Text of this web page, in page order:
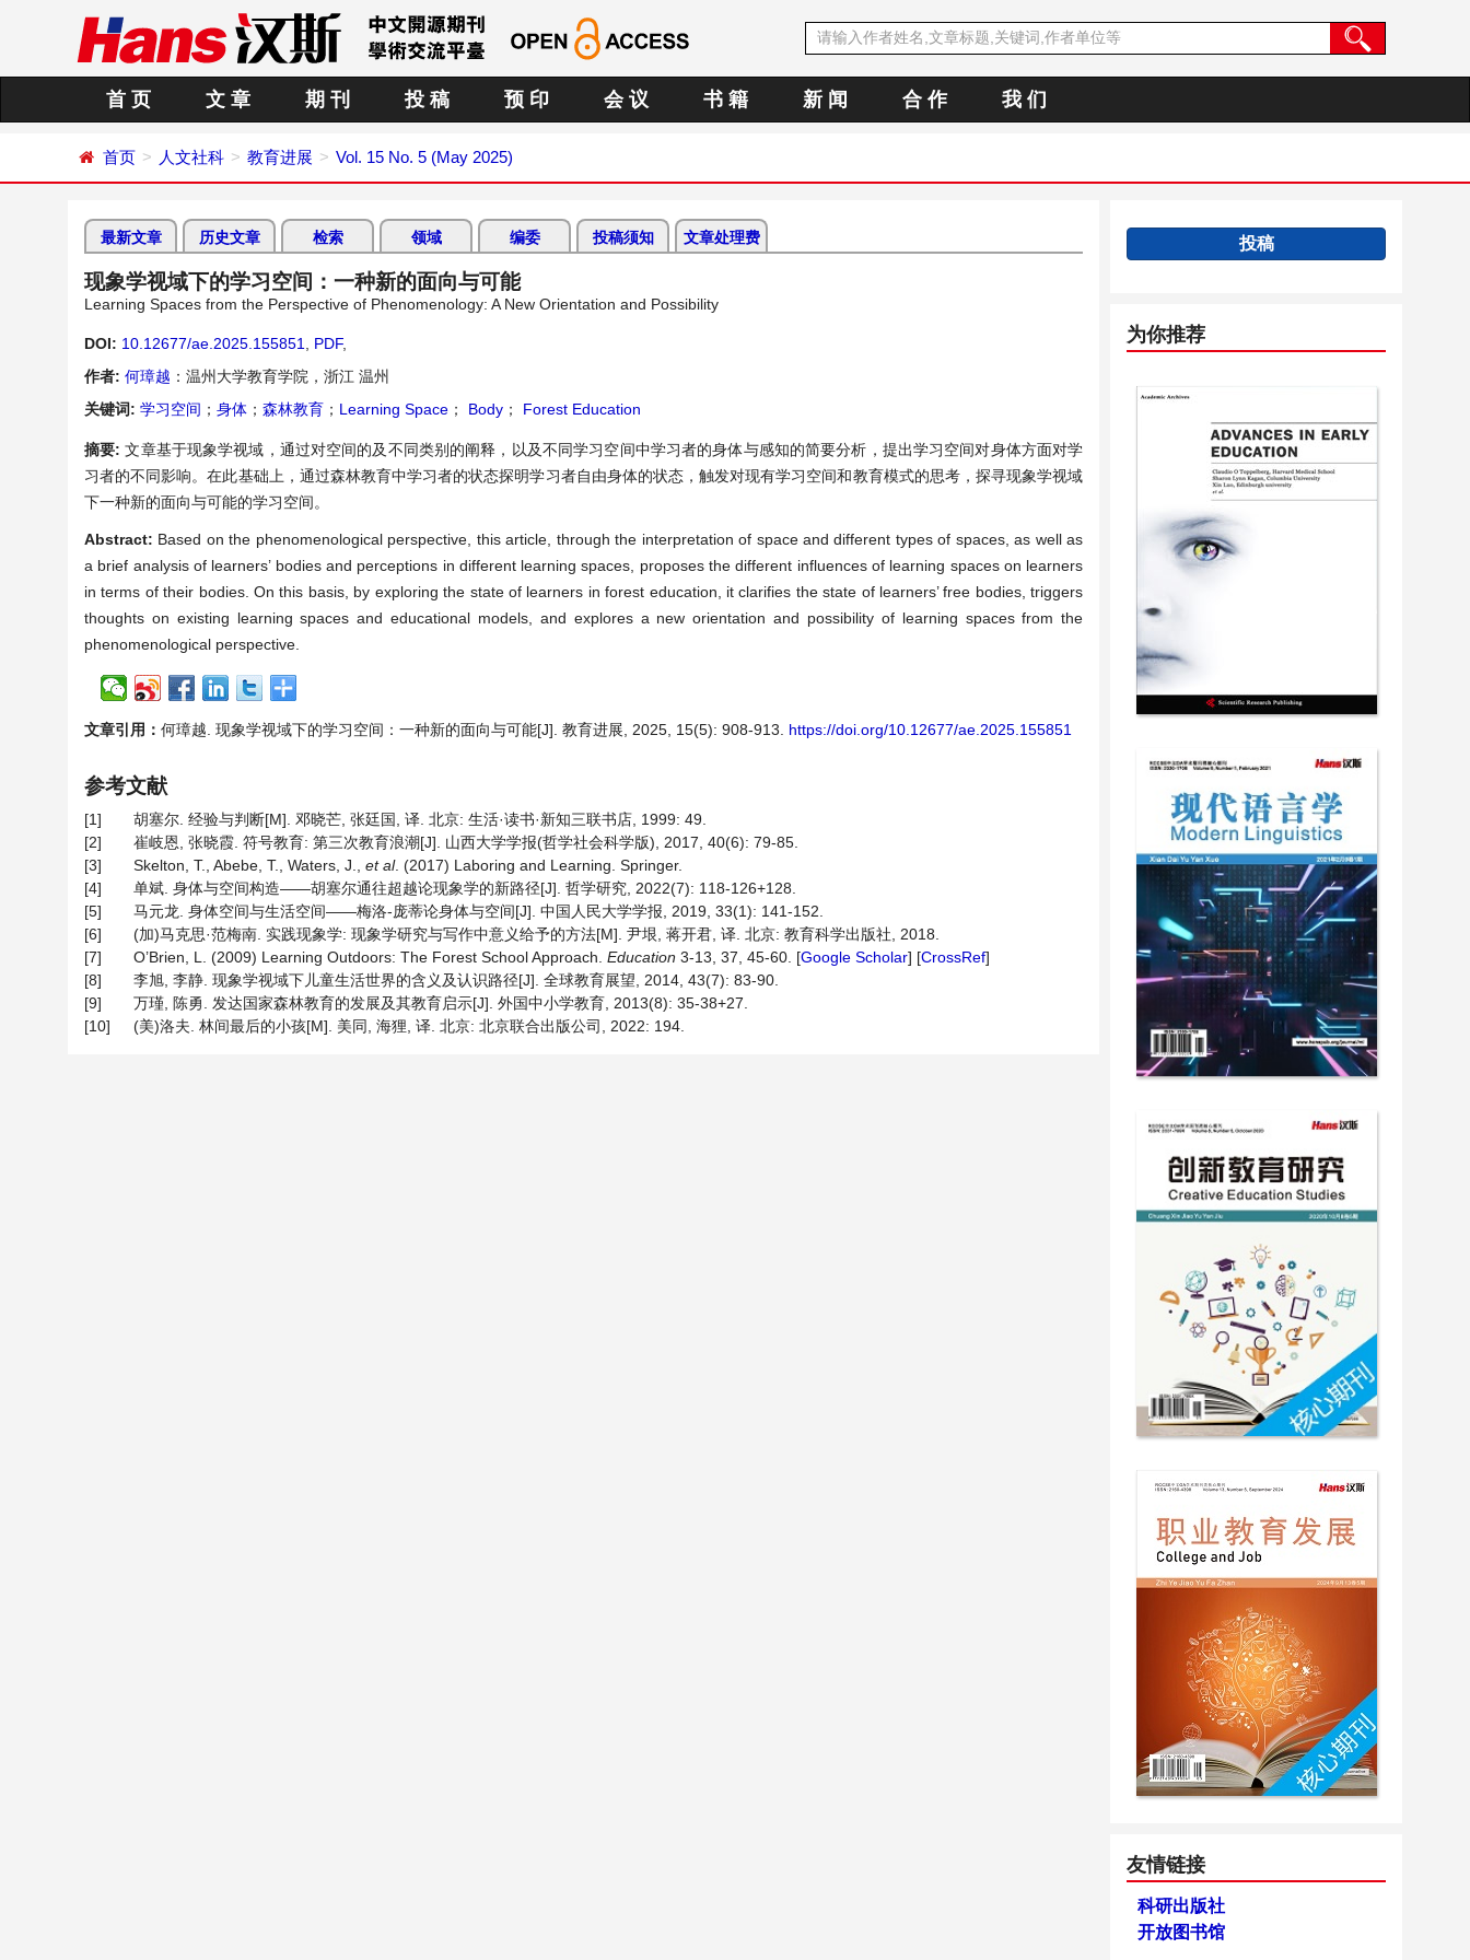
首 页 文 章 期 刊 投 稿 预 印 会 议 书 籍 新 闻 合 作 我 们
首页 人文社科 教育进展 Vol. 15 No. 5 (May 2025)
最新文章 历史文章 检索 领域 编委 投稿须知 文章处理费
现象学视域下的学习空间：一种新的面向与可能
Learning Spaces from the Perspective of Phenomenology: A New Orientation and Possibility
DOI: 10.12677/ae.2025.155851 PDF,
作者: 何璋越 ：温州大学教育学院，浙江 温州
关键词: 学习空间 ； 身体 ； 森林教育 ； Learning Space ； Body ； Forest Education
摘要:文章基于现象学视域，通过对空间的及不同类别的阐释，以及不同学习空间中学习者的身体与感知的简要分析，提出学习空间对身体方面对学
习者的不同影响。在此基础上，通过森林教育中学习者的状态探明学习者自由身体的状态，触发对现有学习空间和教育模式的思考，探寻现象学视域
下一种新的面向与可能的学习空间。
Abstract: Based on the phenomenological perspective, this article, through the interpretation of space and different types of spaces, as well as
a brief analysis of learners’ bodies and perceptions in different learning spaces, proposes the different influences of learning spaces on learners
in terms of their bodies. On this basis, by exploring the state of learners in forest education, it clarifies the state of learners’ free bodies, triggers
thoughts on existing learning spaces and educational models, and explores a new orientation and possibility of learning spaces from the
phenomenological perspective.
文章引用： 何璋越. 现象学视域下的学习空间：一种新的面向与可能[J]. 教育进展, 2025, 15(5): 908-913. https://doi.org/10.12677/ae.2025.155851
参考文献
[1]
胡塞尔. 经验与判断[M]. 邓晓芒, 张廷国, 译. 北京: 生活·读书·新知三联书店, 1999: 49.
[2]
崔岐恩, 张晓霞. 符号教育: 第三次教育浪潮[J]. 山西大学学报(哲学社会科学版), 2017, 40(6): 79-85.
[3]
Skelton, T., Abebe, T., Waters, J., et al. (2017) Laboring and Learning. Springer.
[4]
单斌. 身体与空间构造——胡塞尔通往超越论现象学的新路径[J]. 哲学研究, 2022(7): 118-126+128.
[5]
马元龙. 身体空间与生活空间——梅洛-庞蒂论身体与空间[J]. 中国人民大学学报, 2019, 33(1): 141-152.
[6]
(加)马克思·范梅南. 实践现象学: 现象学研究与写作中意义给予的方法[M]. 尹垠, 蒋开君, 译. 北京: 教育科学出版社, 2018.
[7]
O’Brien, L. (2009) Learning Outdoors: The Forest School Approach. Education 3-13, 37, 45-60. [Google Scholar] [CrossRef]
[8]
李旭, 李静. 现象学视域下儿童生活世界的含义及认识路径[J]. 全球教育展望, 2014, 43(7): 83-90.
[9]
万瑾, 陈勇. 发达国家森林教育的发展及其教育启示[J]. 外国中小学教育, 2013(8): 35-38+27.
[10]
(美)洛夫. 林间最后的小孩[M]. 美同, 海狸, 译. 北京: 北京联合出版公司, 2022: 194.
投稿
为你推荐
友情链接
科研出版社
开放图书馆